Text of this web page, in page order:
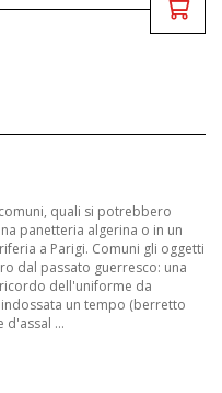
quali si potrebbero
panetteria algerina o in un
a Parigi. Comuni gli oggetti
dal passato guerresco: una
dell'uniforme da
un tempo (berretto
d'assal ...